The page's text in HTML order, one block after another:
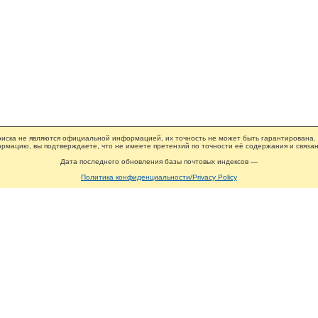
не являются официальной информацией, их точность не может быть гарантирована.
вы подтверждаете, что не имеете претензий по точности её содержания и
Дата последнего обновления базы почтовых индексов —
Политика конфиденциальности/Privacy Policy